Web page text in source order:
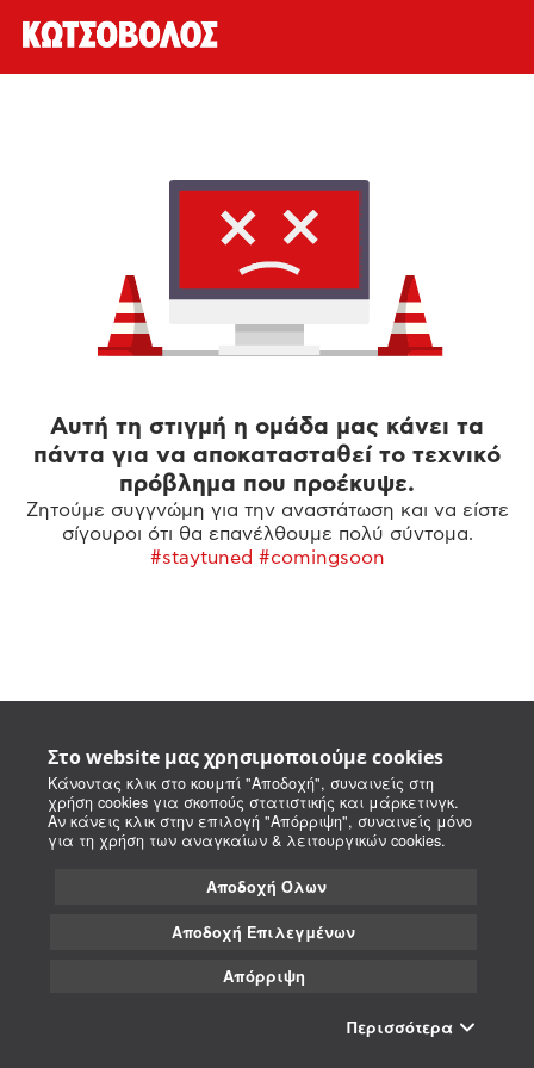
Στο website μας χρησιμοποιούμε cookies
Κάνοντας κλικ στο κουμπί "Αποδοχή", συναινείς στη
χρήση cookies για σκοπούς στατιστικής και μάρκετινγκ.
Αν κάνεις κλικ στην επιλογή "Απόρριψη", συναινείς μόνο
για τη χρήση των αναγκαίων & λειτουργικών cookies.
Αποδοχή Όλων
Αποδοχή Επιλεγμένων
Απόρριψη
Περισσότερα
Αυτή τη στιγμή η ομάδα μας κάνει τα
πάντα για να αποκατασταθεί το τεχνικό
πρόβλημα που προέκυψε.
Ζητούμε συγγνώμη για την αναστάτωση και να είστε
σίγουροι ότι θα επανέλθουμε πολύ σύντομα.
#staytuned #comingsoon